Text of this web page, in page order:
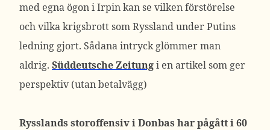
med egna ögon i Irpin kan se vilken förstörelse
och vilka krigsbrott som Ryssland under Putins
ledning gjort. Sådana intryck glömmer man
aldrig. Süddeutsche Zeitungi en artikel som ger
perspektiv (utan betalvägg)
Rysslands storoffensiv i Donbas har pågått i 60